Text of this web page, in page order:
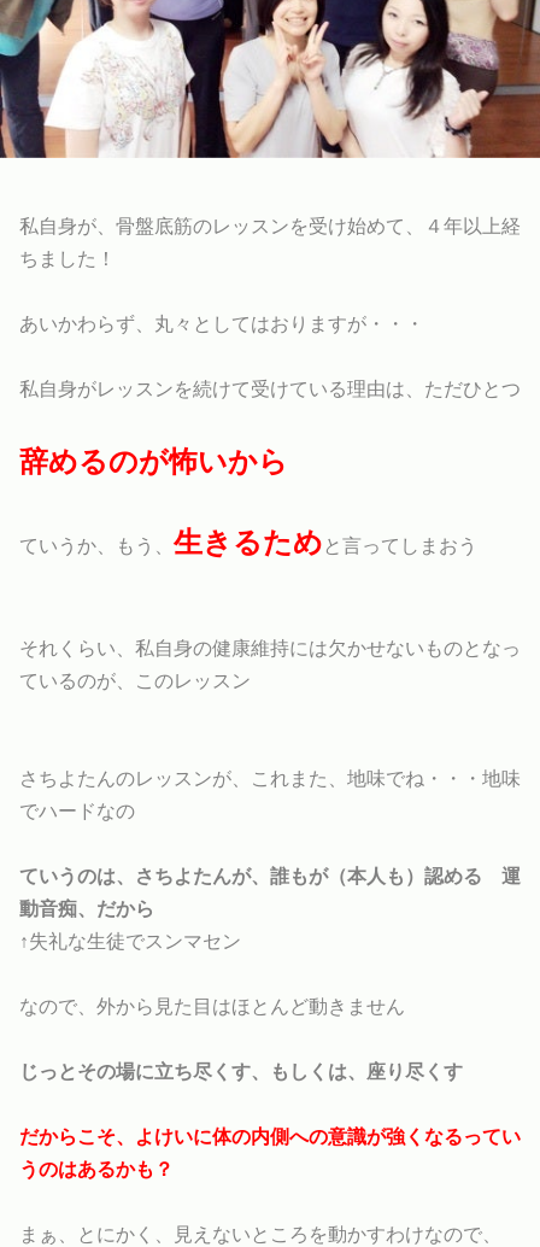
私自身が、骨盤底筋のレッスンを受け始めて、４年以上経
ちました！
あいかわらず、丸々としてはおりますが・・・
私自身がレッスンを続けて受けている理由は、ただひとつ
辞めるのが怖いから
ていうか、もう、 生きるため と言ってしまおう
それくらい、私自身の健康維持には欠かせないものとなっ
ているのが、このレッスン
さちよたんのレッスンが、これまた、地味でね・・・地味
でハードなの
ていうのは、さちよたんが、誰もが（本人も）認める 運
動音痴、だから
↑失礼な生徒でスンマセン
なので、外から見た目はほとんど動きません
じっとその場に立ち尽くす、もしくは、座り尽くす
だからこそ、よけいに体の内側への意識が強くなるってい
うのはあるかも？
まぁ、とにかく、見えないところを動かすわけなので、